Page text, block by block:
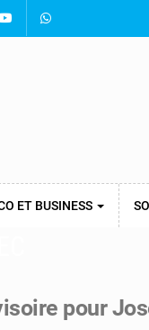
ET BUSINESS
pour